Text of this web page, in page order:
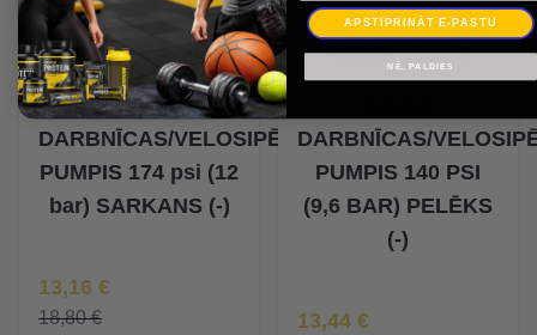
Dunlop
DARBNĪCAS/VELOSIPĒDA
PUMPIS 174 psi (12
bar) SARKANS (-)
Īpaša Cena
13,16 €
18,80 €
DARBNĪCAS/
PUMPIS 140 PSI
(9,6 BAR) PELĒKS
(-)
Īpaša Cena
13,44 €
APSTIPRINĀT E-PASTU
NĒ, PALDIES